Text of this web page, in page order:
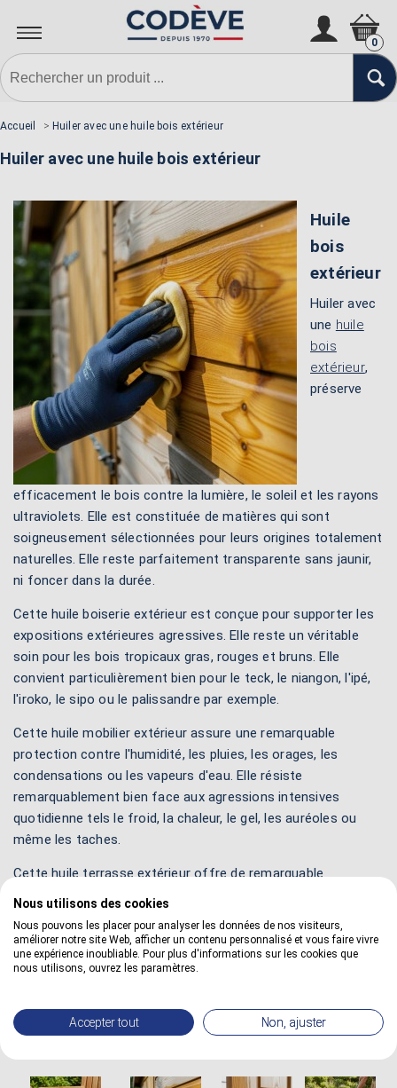
0
Accueil > Huiler avec une huile bois extérieur
Huiler avec une huile bois extérieur
Huile
bois
extérieur
Huiler avec
une huile
bois
extérieur,
préserve
efficacement le bois contre la lumière, le soleil et les rayons
ultraviolets. Elle est constituée de matières qui sont
soigneusement sélectionnées pour leurs origines totalement
naturelles. Elle reste parfaitement transparente sans jaunir,
ni foncer dans la durée.
Cette huile boiserie extérieur est conçue pour supporter les
expositions extérieures agressives. Elle reste un véritable
soin pour les bois tropicaux gras, rouges et bruns. Elle
convient particulièrement bien pour le teck, le niangon, l'ipé,
l'iroko, le sipo ou le palissandre par exemple.
Cette huile mobilier extérieur assure une remarquable
protection contre l'humidité, les pluies, les orages, les
condensations ou les vapeurs d'eau. Elle résiste
remarquablement bien face aux agressions intensives
quotidienne tels le froid, la chaleur, le gel, les auréoles ou
même les taches.
Cette huile terrasse extérieur offre de remarquable
propriétés hydrofuges afin d'empêcher à l'humidité de
micro poreuse étudiée qui laisse parfaitement bien respirer
le matériau. Elle évacue vers l'extérieur la condensation
interne pour éviter au bois de noircir ou de grisailler à la
Nous utilisons des cookies
Nous pouvons les placer pour analyser les données de nos visiteurs,
améliorer notre site Web, afficher un contenu personnalisé et vous faire vivre
une expérience inoubliable. Pour plus d'informations sur les cookies que
nous utilisons, ouvrez les paramètres.
Accepter tout Non, ajuster